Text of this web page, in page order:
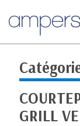
GRILL